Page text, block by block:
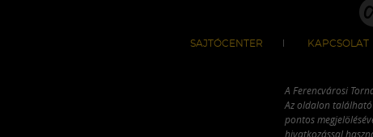
SAJTÓCENTER KAPCSOLAT
A Ferencvárosi
Az oldalon
pontos
hivatkozással